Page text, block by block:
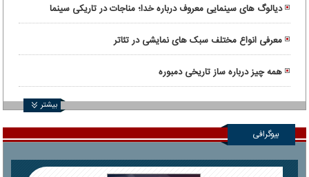
دیالوگ های سینمایی معروف درباره خدا؛ مناجات در تاریکی سینما
معرفی انواع مختلف سبک های نمایشی در تئاتر
همه چیز درباره ساز تاریخی دمبوره
بیشتر
بیوگرافی